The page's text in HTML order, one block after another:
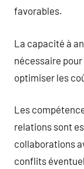
favorables.
La capacité à
nécessaire
optimiser les
Les
relations sont
collaborations
conflits